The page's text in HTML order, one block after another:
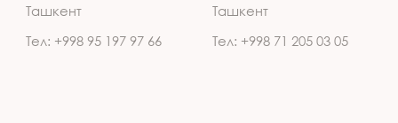
Ташкент
Тел: +998 95 197 97 66
Ташкент
Тел: +998 71 205 03 05